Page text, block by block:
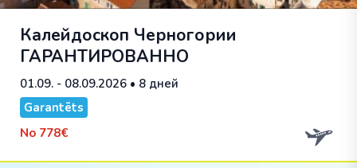
Калейдоскоп Черногории
ГАРАНТИРОВАННО
01.09. - 08.09.2026 • 8 дней
Garantēts
No 778€